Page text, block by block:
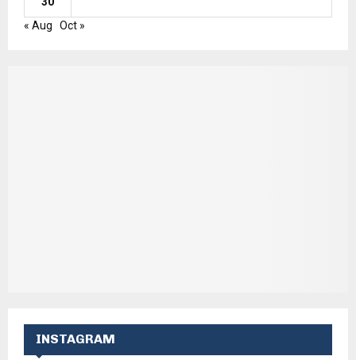
« Aug
Oct »
INSTAGRAM